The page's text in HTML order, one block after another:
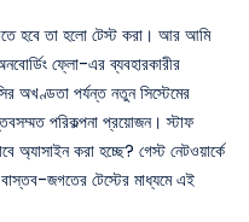
হবে তা হলো টেস্ট করা। আর আমি
ফ্লো-এর ব্যবহারকারীর
অখণ্ডতা পর্যন্ত নতুন সিস্টেমের
পরিকল্পনা প্রয়োজন। স্টাফ
অ্যাসাইন করা হচ্ছে? গেস্ট নেটওয়ার্কে
জগতের টেস্টের মাধ্যমে এই